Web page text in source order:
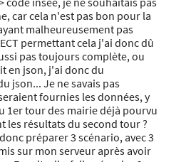
car cela n'est pas bon pour la
malheureusement pas
permettant cela j'ai donc dû
pas toujours complète, ou
en json, j'ai donc du
json... Je ne savais pas
fournies les données, y
1er tour des mairie déjà pourvu
les résultats du second tour ?
préparer 3 scénario, avec 3
sur mon serveur après avoir